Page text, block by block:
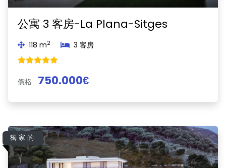
公寓 3 客房-La Plana-Sitges
118 m2 3 客房
價格 750.000€
獨家的